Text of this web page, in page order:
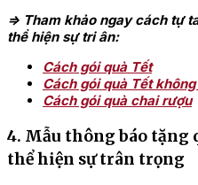
=> Tham khảo ngay cách tự
thể hiện sự tri ân:
Cách gói quà Tết
Cách gói quà Tết
Cách gói quà chai rượu
4. Mẫu thông báo tặng
thể hiện sự trân trọng